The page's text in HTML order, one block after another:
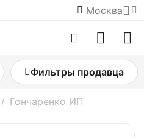
Москва
Фильтры продавца
/ Гончаренко ИП